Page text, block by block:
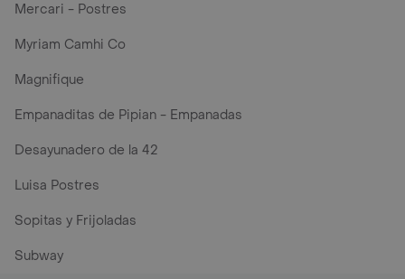
Mercari - Postres
Myriam Camhi Co
Magnifique
Empanaditas de Pipian - Empanadas
Desayunadero de la 42
Luisa Postres
Sopitas y Frijoladas
Subway